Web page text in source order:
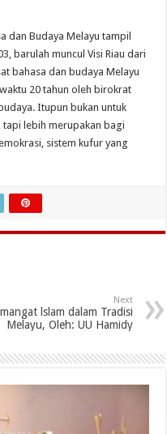
dan Budaya Melayu tampil
barulah muncul Visi Riau dari
bahasa dan budaya Melayu
20 tahun oleh birokrat
Itupun bukan untuk
tapi lebih merupakan bagi
sistem kufur yang
Next
lslam dalam Tradisi
Melayu, Oleh: UU Hamidy